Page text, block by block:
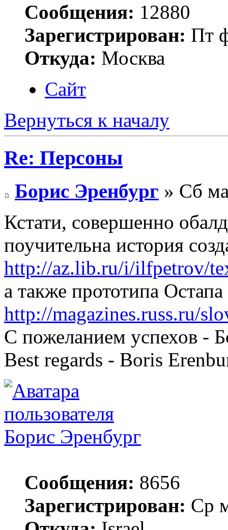
Сообщения: 12880
Зарегистрирован: Пт
Откуда: Москва
Сайт
Вернуться к началу
Re: Персоны
Борис Эренбург » Сб
Кстати, совершенно
поучительна история
http://az.lib.ru/i/ilfpetrov/
а также прототипа
http://magazines.russ.ru/
С пожеланием успехов -
Best regards - Boris
Борис Эренбург
Сообщения: 8656
Зарегистрирован: Ср